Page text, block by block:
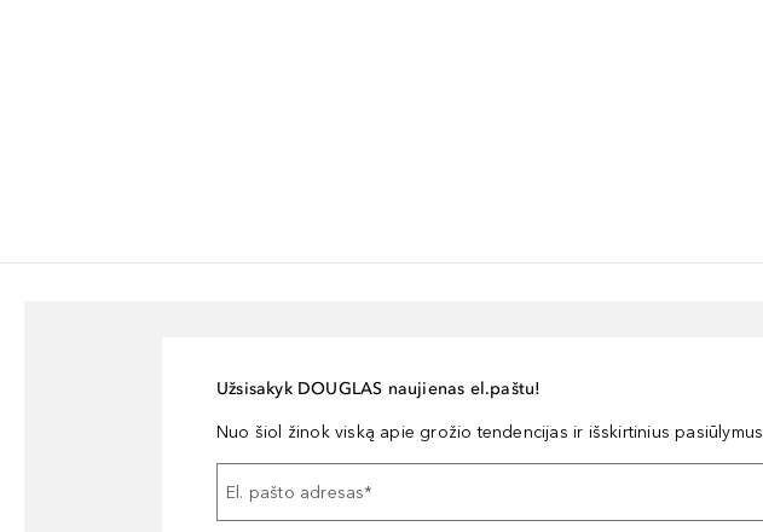
Užsisakyk DOUGLAS naujienas el.paštu!
Nuo šiol žinok viską apie grožio tendencijas ir išskirtinius pasiūlymus
El. pašto adresas*